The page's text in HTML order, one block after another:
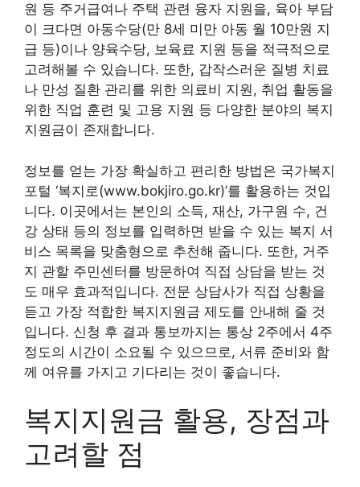
원 등 주거급여나 주택 관련 융자 지원을, 육아 부담
이 크다면 아동수당(만 8세 미만 아동 월 10만원 지
급 등)이나 양육수당, 보육료 지원 등을 적극적으로
고려해볼 수 있습니다. 또한, 갑작스러운 질병 치료
나 만성 질환 관리를 위한 의료비 지원, 취업 활동을
위한 직업 훈련 및 고용 지원 등 다양한 분야의 복지
지원금이 존재합니다.
정보를 얻는 가장 확실하고 편리한 방법은 국가복지
포털 ‘복지로(www.bokjiro.go.kr)’를 활용하는 것입
니다. 이곳에서는 본인의 소득, 재산, 가구원 수, 건
강 상태 등의 정보를 입력하면 받을 수 있는 복지 서
비스 목록을 맞춤형으로 추천해 줍니다. 또한, 거주
지 관할 주민센터를 방문하여 직접 상담을 받는 것
도 매우 효과적입니다. 전문 상담사가 직접 상황을
듣고 가장 적합한 복지지원금 제도를 안내해 줄 것
입니다. 신청 후 결과 통보까지는 통상 2주에서 4주
정도의 시간이 소요될 수 있으므로, 서류 준비와 함
께 여유를 가지고 기다리는 것이 좋습니다.
복지지원금 활용, 장점과
고려할 점